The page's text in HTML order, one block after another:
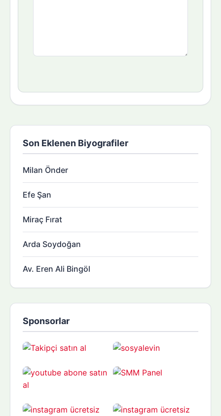
Son Eklenen Biyografiler
Milan Önder
Efe Şan
Miraç Fırat
Arda Soydoğan
Av. Eren Ali Bingöl
Sponsorlar